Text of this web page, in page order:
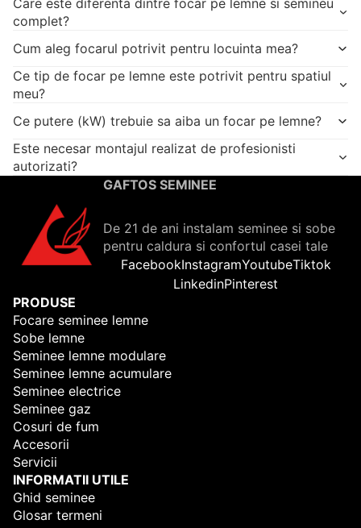
complet?
Cum aleg focarul potrivit pentru locuinta mea?
Ce tip de focar pe lemne este potrivit pentru spatiul
meu?
Ce putere (kW) trebuie sa aiba un focar pe lemne?
Este necesar montajul realizat de profesionisti
autorizati?
GAFTOS SEMINEE
De 21 de ani instalam seminee si sobe
pentru caldura si confortul casei tale
FacebookInstagramYoutubeTiktok
LinkedinPinterest
PRODUSE
Focare seminee lemne
Sobe lemne
Seminee lemne modulare
Seminee lemne acumulare
Seminee electrice
Seminee gaz
Cosuri de fum
Accesorii
Servicii
INFORMATII UTILE
Ghid seminee
Glosar termeni